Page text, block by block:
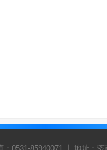
：0531-85940071 丨 地址：